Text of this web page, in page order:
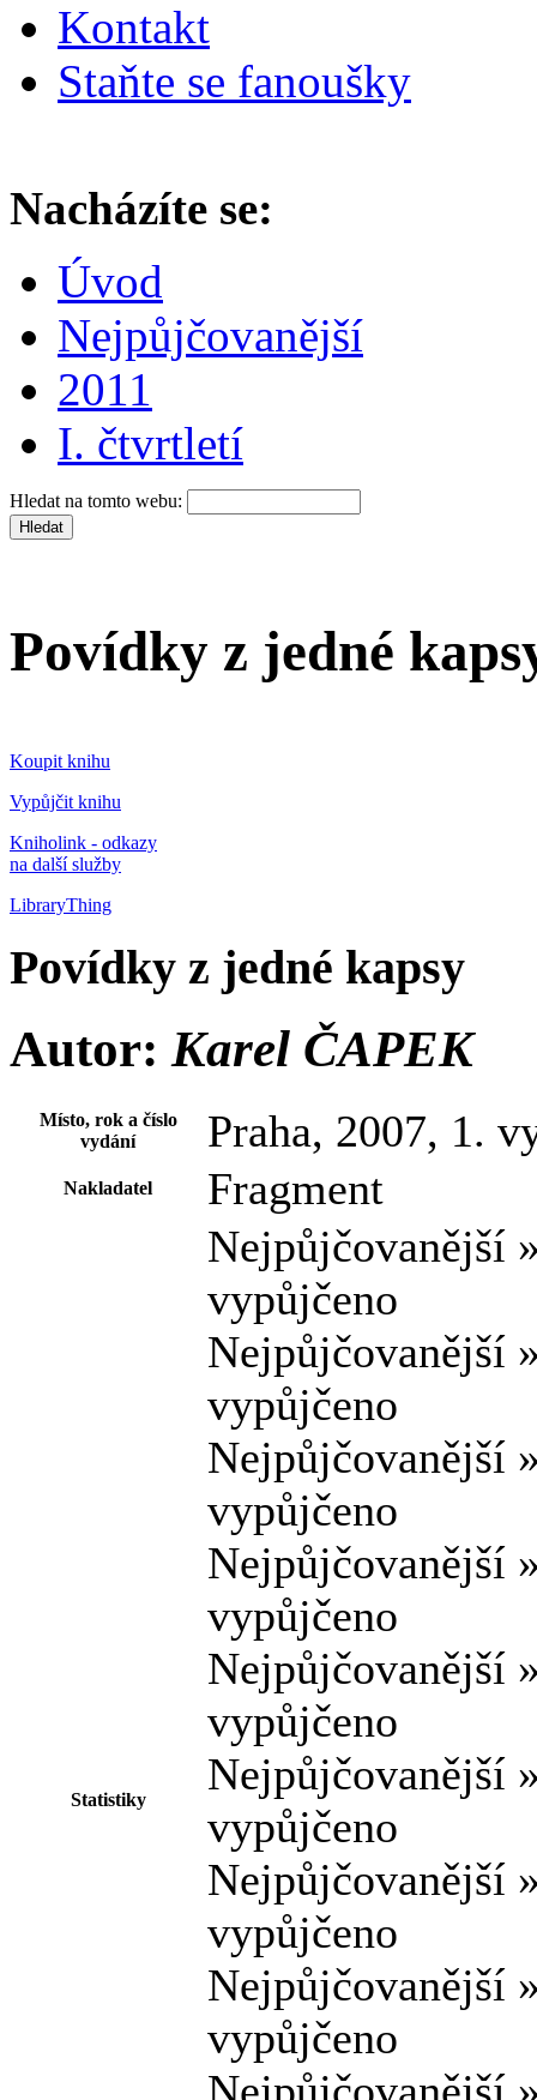
Kontakt
Staňte se fanoušky
Nacházíte se:
Úvod
Nejpůjčovanější
2011
I. čtvrtletí
Hledat na tomto webu:
Povídky z jedné
Koupit knihu
Vypůjčit knihu
Kniholink - odkazy
na další služby
LibraryThing
Povídky z jedné kapsy
Autor: Karel ČAPEK
Místo, rok a číslo
vydání
Praha, 2007, 1.
Nakladatel Fragment
Statistiky
Nejpůjčovanější
vypůjčeno
Nejpůjčovanější
vypůjčeno
Nejpůjčovanější
vypůjčeno
Nejpůjčovanější
vypůjčeno
Nejpůjčovanější
vypůjčeno
Nejpůjčovanější
vypůjčeno
Nejpůjčovanější
vypůjčeno
Nejpůjčovanější
vypůjčeno